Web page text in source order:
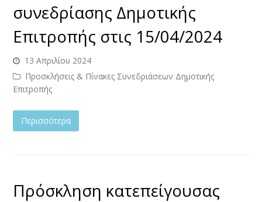
συνεδρίασης Δημοτικής
Επιτροπής στις 15/04/2024
13 Απριλίου 2024
Προσκλήσεις & Πίνακες Συνεδριάσεων Δημοτικής
Επιτροπής
Περισσότερα
Πρόσκληση κατεπείγουσας